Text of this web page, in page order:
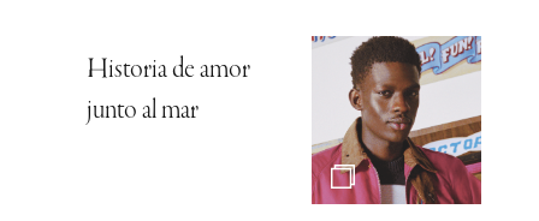
Historia de amor
junto al mar